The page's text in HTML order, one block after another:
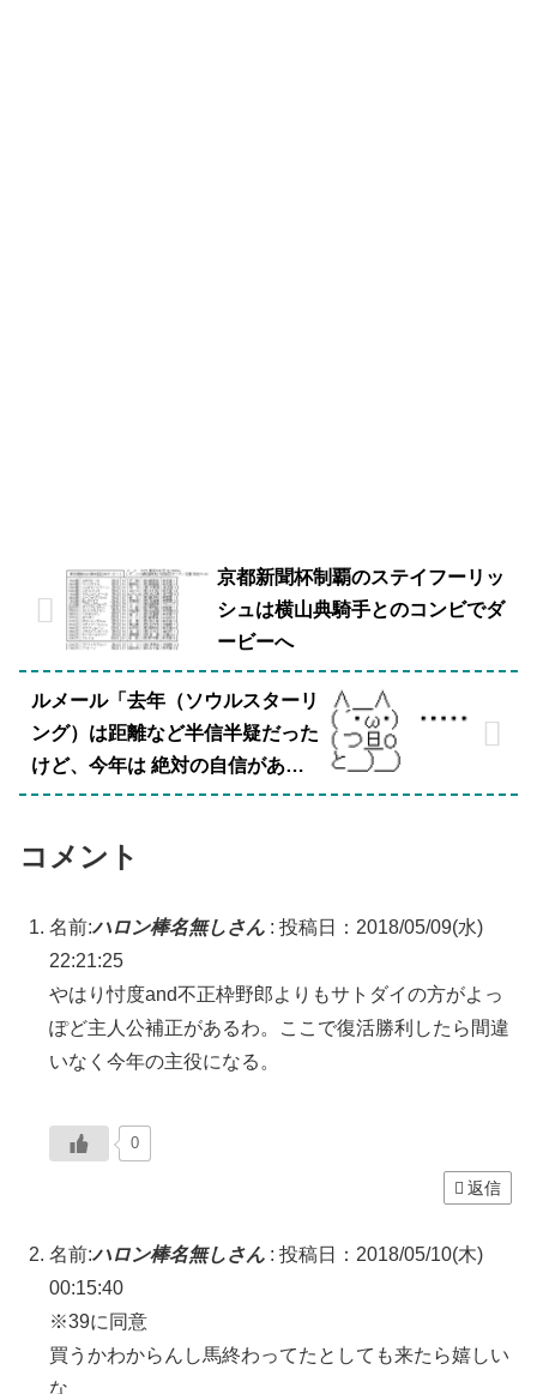
京都新聞杯制覇のステイフーリッ
シュは横山典騎手とのコンビでダ
ービーへ
ルメール「去年（ソウルスターリ
ング）は距離など半信半疑だった
けど、今年は 絶対の自信があり
ます」
コメント
名前:ハロン棒名無しさん : 投稿日：2018/05/09(水)
22:21:25
やはり忖度and不正枠野郎よりもサトダイの方がよっ
ぽど主人公補正があるわ。ここで復活勝利したら間違
いなく今年の主役になる。
0
返信
名前:ハロン棒名無しさん : 投稿日：2018/05/10(木)
00:15:40
※39に同意
買うかわからんし馬終わってたとしても来たら嬉しい
な